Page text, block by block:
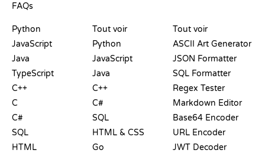
FAQs
Python
JavaScript
Java
TypeScript
C++
C
C#
SQL
HTML
Tout voir
Python
JavaScript
Java
C++
C#
SQL
HTML & CSS
Go
Tout voir
ASCII Art Generator
JSON Formatter
SQL Formatter
Regex Tester
Markdown Editor
Base64 Encoder
URL Encoder
JWT Decoder